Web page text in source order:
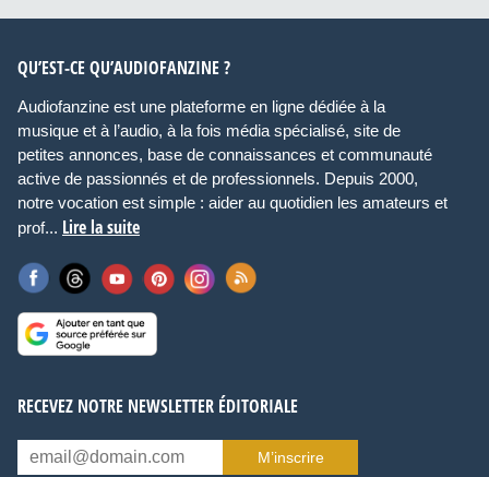
QU’EST-CE QU’AUDIOFANZINE ?
Audiofanzine est une plateforme en ligne dédiée à la
musique et à l’audio, à la fois média spécialisé, site de
petites annonces, base de connaissances et communauté
active de passionnés et de professionnels. Depuis 2000,
notre vocation est simple : aider au quotidien les amateurs et
prof... Lire la suite
RECEVEZ NOTRE NEWSLETTER ÉDITORIALE
M’inscrire